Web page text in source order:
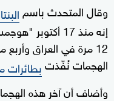
وقال المتحدث باسم
إنه منذ 17
12 مرة في العراق
الهجمات نُفّذتبطائرات
وأضاف أن آخر هذه